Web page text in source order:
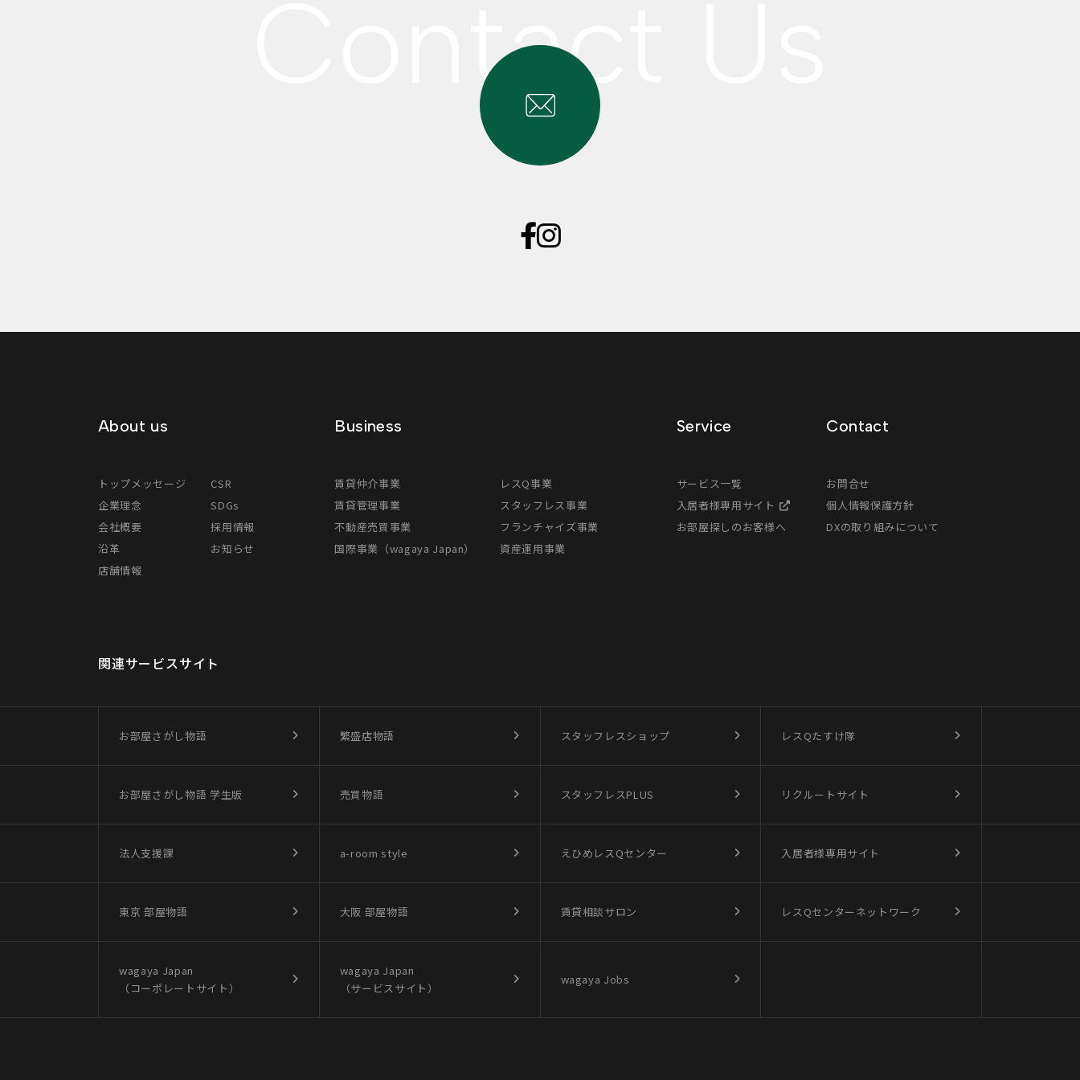
About us
トップメッセージ
企業理念
会社概要
沿革
店舗情報
CSR
SDGs
採用情報
お知らせ
Business
賃貸仲介事業
賃貸管理事業
不動産売買事業
国際事業（wagaya Japan）
レスQ事業
スタッフレス事業
フランチャイズ事業
資産運用事業
Service
サービス一覧
入居者様専用サイト
お部屋探しのお客様へ
Contact
お問合せ
個人情報保護方針
DXの取り組みについて
関連サービスサイト
お部屋さがし物語 繁盛店物語 スタッフレスショップ レスQたすけ隊
お部屋さがし物語 学生版 売買物語 スタッフレスPLUS リクルートサイト
法人支援課 a-room style えひめレスQセンター 入居者様専用サイト
東京 部屋物語 大阪 部屋物語 賃貸相談サロン レスQセンターネットワーク
wagaya Japan
（コーポレートサイト）
wagaya Japan
（サービスサイト）
wagaya Jobs